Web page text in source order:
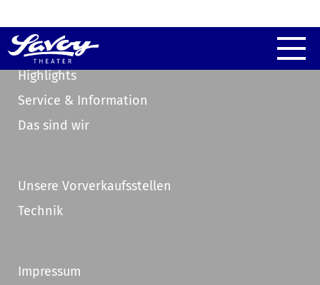
Highlights
Service & Information
Das sind wir
Unsere Vorverkaufsstellen
Technik
Impressum